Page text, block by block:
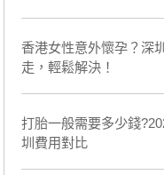
香港女性意外懷孕？深
走，輕鬆解決！
打胎一般需要多少錢
圳費用對比